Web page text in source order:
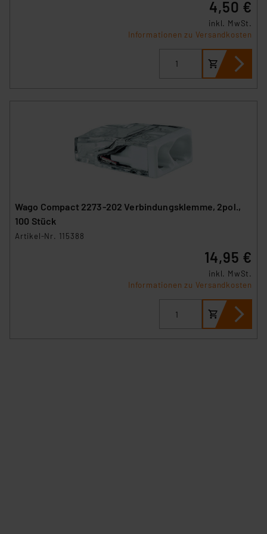
Daten in den USA. Ihre Einwilligung zur Einbindung von
Cookies dieser Drittanbieter umfasst daher ggf. auch
die Verarbeitung Ihrer Daten in den USA gemäß Art. 49
(1) lit. a DSGVO. Nähere Infos zu diesen Drittanbietern
und zu der jeweiligen Datenübermittlung erhalten Sie in
Datenschutz nach EU-Standards eingestuft wird. So
besteht etwa das Risiko, dass US-Behörden
personenbezogene Daten in
Überwachungsprogrammen verarbeiten, ohne dass
sich auf die Standarddatenschutzklauseln der
Europäischen Kommission sowie einer eigenen
Beurteilung der mit der Datenübermittlung,
insbesondere der Art der übermittelten Daten,
4,50 €
inkl. MwSt.
Informationen zu Versandkosten
Wago Compact 2273-202 Verbindungsklemme, 2pol.,
100 Stück
Artikel-Nr. 115388
14,95 €
inkl. MwSt.
Informationen zu Versandkosten